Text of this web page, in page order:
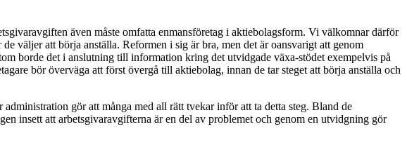
även måste omfatta enmansföretag i aktiebolagsform. Vi välkomnar därför
väljer att börja anställa. Reformen i sig är bra, men det är oansvarigt att genom
borde det i anslutning till information kring det utvidgade växa-stödet exempelvis på
bör överväga att först övergå till aktiebolag, innan de tar steget att börja anställa och
gör att många med all rätt tvekar inför att ta detta steg. Bland de
insett att arbetsgivaravgifterna är en del av problemet och genom en utvidgning gör